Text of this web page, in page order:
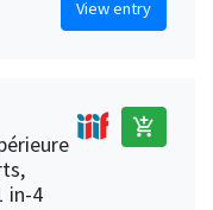
View entry
in-4
add_shopping_cart